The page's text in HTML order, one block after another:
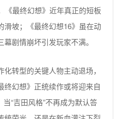
最终幻想》近年真正的短板
滑坡；《最终幻想16》虽在动
剧情崩坏引发玩家不满。
转型的关键人物主动退场，
终幻想》正统续作或将迎来自
“吉田风格”不再成为默认答